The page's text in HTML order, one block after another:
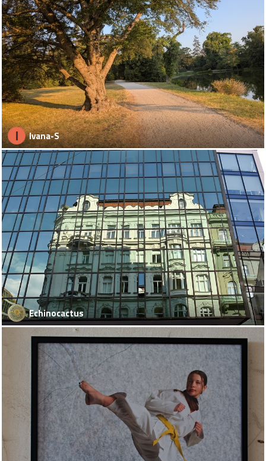
I Ivana-S
Echinocactus